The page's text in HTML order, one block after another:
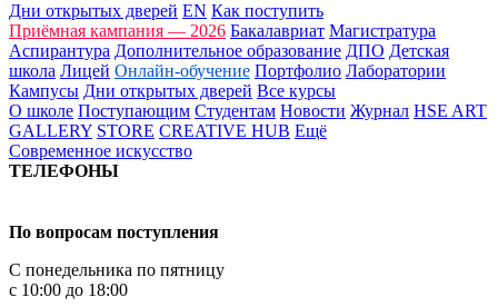
Дни открытых дверей EN Как поступить
Приёмная кампания — 2026 Бакалавриат Магистратура
Аспирантура Дополнительное образование ДПО Детская
школа Лицей Онлайн-обучение Портфолио Лаборатории
Кампусы Дни открытых дверей Все курсы
О школе Поступающим Студентам Новости Журнал HSE ART
GALLERY STORE CREATIVE HUB Ещё
Современное искусство
ТЕЛЕФОНЫ
По вопросам поступления
С понедельника по пятницу
с 10:00 до 18:00